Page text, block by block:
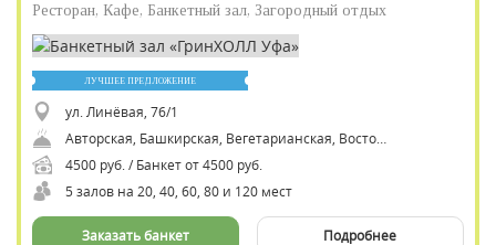
Ресторан, Кафе, Банкетный зал, Загородный отдых
ЛУЧШЕЕ ПРЕДЛОЖЕНИЕ
ул. Линёвая, 76/1
4500 руб. / Банкет от 4500 руб.
5 залов на 20, 40, 60, 80 и 120 мест
Подробнее
Заказать банкет